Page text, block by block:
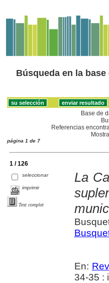
Búsqueda en la base
Base de
Referencias
página 1 de 7
1 / 126
seleccionar
imprimir
Text complet
La
En:
34-35 :